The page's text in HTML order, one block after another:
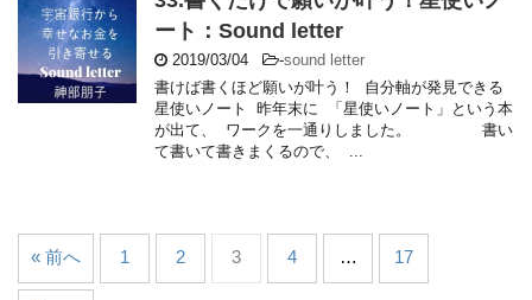
ート：Sound letter
2019/03/04 -sound letter
書けば書くほど願いが叶う！ 自分軸が発見できる
星使いノート 昨年末に 「星使いノート」という本
が出て、 ワークを一通りしました。 書い
て書いて書きまくるので、 ...
« 前へ 1 2 3 4 … 17